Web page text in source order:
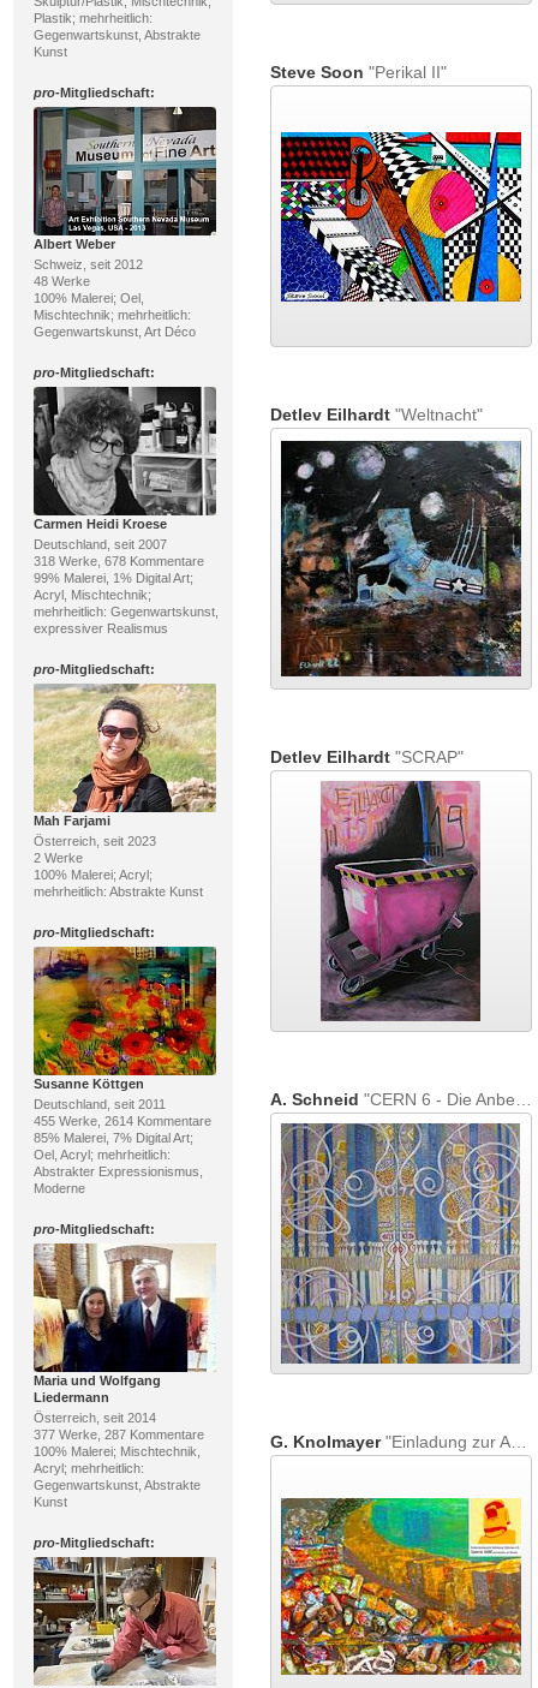
Plastik; mehrheitlich:
Gegenwartskunst, Abstrakte
Kunst
pro-Mitgliedschaft:
Albert Weber
Schweiz, seit 2012
48 Werke
100% Malerei; Oel,
Mischtechnik; mehrheitlich:
Gegenwartskunst, Art Déco
pro-Mitgliedschaft:
Carmen Heidi Kroese
Deutschland, seit 2007
318 Werke, 678 Kommentare
99% Malerei, 1% Digital Art;
Acryl, Mischtechnik;
mehrheitlich: Gegenwartskunst,
expressiver Realismus
pro-Mitgliedschaft:
Mah Farjami
Österreich, seit 2023
2 Werke
100% Malerei; Acryl;
mehrheitlich: Abstrakte Kunst
pro-Mitgliedschaft:
Susanne Köttgen
Deutschland, seit 2011
455 Werke, 2614 Kommentare
85% Malerei, 7% Digital Art;
Oel, Acryl; mehrheitlich:
Abstrakter Expressionismus,
Moderne
pro-Mitgliedschaft:
Maria und Wolfgang
Liedermann
Österreich, seit 2014
377 Werke, 287 Kommentare
100% Malerei; Mischtechnik,
Acryl; mehrheitlich:
Gegenwartskunst, Abstrakte
Kunst
pro-Mitgliedschaft:
Steve Soon "Perikal II"
Detlev Eilhardt"Weltnacht"
Detlev Eilhardt"SCRAP"
A. Schneid "CERN 6 - Die Anbetung der digitalen Katzengöttin"
G. Knolmayer"Einladung zur Ausstellung "Logistik lebt Zukunft"